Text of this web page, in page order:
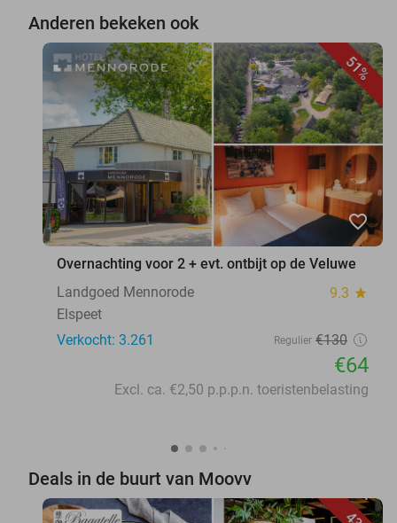
Anderen bekeken ook
51%
favorite_border
Overnachting voor 2 + evt. ontbijt op de Veluwe
Landgoed Mennorode
9.3 star
Elspeet
Verkocht: 3.261
Regulier €130
€64
Excl. ca. €2,50 p.p.p.n. toeristenbelasting
Deals in de buurt van Moovv